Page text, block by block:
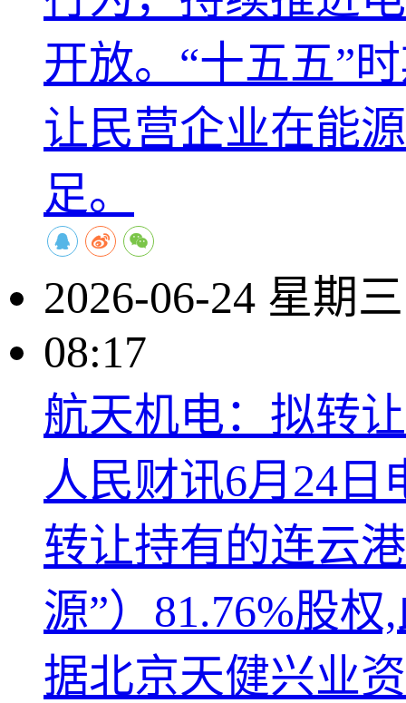
开放。“十五五”
让民营企业在能
足。
2026-06-24 星期三
08:17
航天机电：拟转
人民财讯6月24日
转让持有的连云
源”）81.76%股
据北京天健兴业